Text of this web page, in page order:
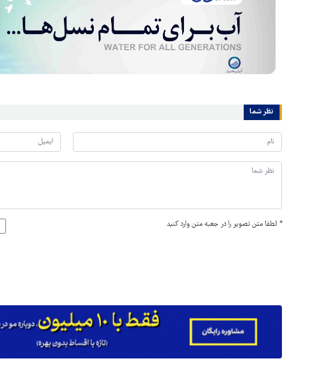
نظر شما
* لطفا متن تصویر را در جعبه متن وارد کنید